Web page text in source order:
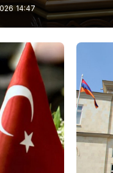
14:47